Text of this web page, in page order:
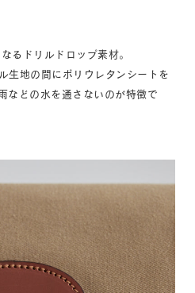
るドリルドロップ素材。
生地の間にポリウレタンシートを
などの水を通さないのが特徴で